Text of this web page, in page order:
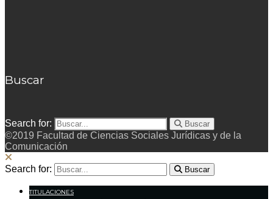
Buscar
Search for: Buscar
©2019 Facultad de Ciencias Sociales Jurídicas y de la
Comunicación
Search for: Buscar
TITULACIONES